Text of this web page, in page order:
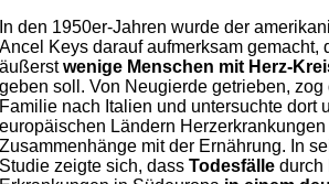
In den 1950er-Jahren wurde der
Ancel Keys darauf aufmerksam gemacht,
äußerstwenige Menschen mit Herz-
geben soll. Von Neugierde getrieben, zog
Familie nach Italien und untersuchte dort
europäischen Ländern
Zusammenhänge mit der Ernährung. In
Studie zeigte sich, dassTodesfälle durch